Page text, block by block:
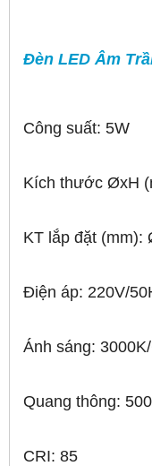
Đèn LED Âm
Công suất: 5W
Kích thước ØxH
KT lắp đặt (mm):
Điện áp: 220V/
Ánh sáng:
Quang thông:
CRI: 85